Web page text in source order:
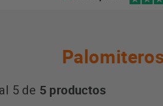
5 de 5 productos